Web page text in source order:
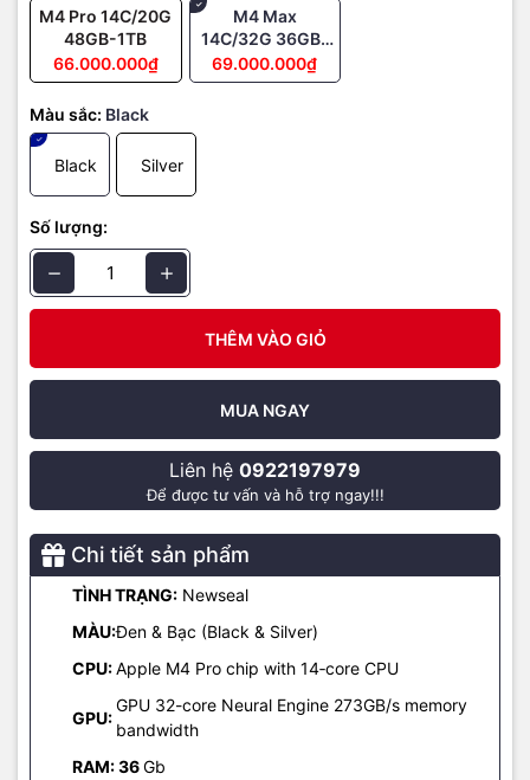
M4 Pro 14C/20G
48GB-1TB
66.000.000₫
M4 Max
14C/32G 36GB-
1TB
69.000.000₫
Màu sắc: Black
Black Silver
Số lượng:
THÊM VÀO GIỎ
MUA NGAY
Liên hệ 0922197979
Để được tư vấn và hỗ trợ ngay!!!
Chi tiết sản phẩm
TÌNH TRẠNG: Newseal
MÀU:Đen & Bạc (Black & Silver)
CPU:Apple M4 Pro chip with 14‑core CPU
GPU:
GPU 32-core Neural Engine 273GB/s memory
bandwidth
RAM:36Gb
người dùng luôn ở trung tâm khung hình trong các cuộc gọi
Center Stage tự động điều chỉnh khung hình
Desk View cung cấp góc nhìn toàn diện về không gian làm
việc, lý tưởng để chia sẻ tài liệu hoặc trình bày công việc.
Apple intelligence trên MacOS Sequoia
tiến quan trọng:
iPhone Mirroring cho phép người dùng tương tác với iPhone trực
Safari cải tiến với chế độ Video Viewer, giúp tập trung hơn khi
duyệt web.
Hệ điều hành macOS mới mang đến trải nghiệm đa nhiệm và khả
năng tích hợp sâu hơn với các thiết bị Apple, giúp tăng cường hiệu